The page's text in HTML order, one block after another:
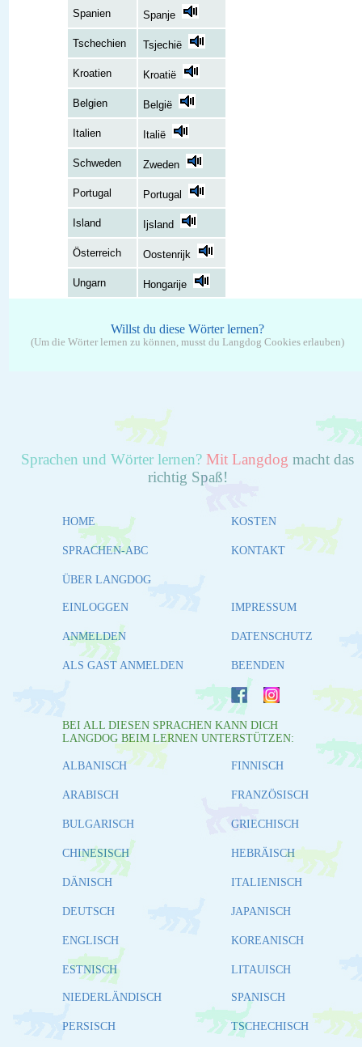
Spanien Spanje
Tschechien Tsjechië
Kroatien Kroatië
Belgien België
Italien Italië
Schweden Zweden
Portugal Portugal
Island Ijsland
Österreich Oostenrijk
Ungarn Hongarije
Willst du diese Wörter lernen?
(Um die Wörter lernen zu können, musst du Langdog Cookies erlauben)
Sprachen und Wörter lernen? Mit Langdog macht das
richtig Spaß!
HOME
SPRACHEN-ABC
ÜBER LANGDOG
KOSTEN
KONTAKT
EINLOGGEN
ANMELDEN
ALS GAST ANMELDEN
IMPRESSUM
DATENSCHUTZ
BEENDEN
BEI ALL DIESEN SPRACHEN KANN DICH
LANGDOG BEIM LERNEN UNTERSTÜTZEN:
ALBANISCH
ARABISCH
BULGARISCH
CHINESISCH
DÄNISCH
DEUTSCH
ENGLISCH
ESTNISCH
FINNISCH
FRANZÖSISCH
GRIECHISCH
HEBRÄISCH
ITALIENISCH
JAPANISCH
KOREANISCH
LITAUISCH
NIEDERLÄNDISCH
PERSISCH
SPANISCH
TSCHECHISCH